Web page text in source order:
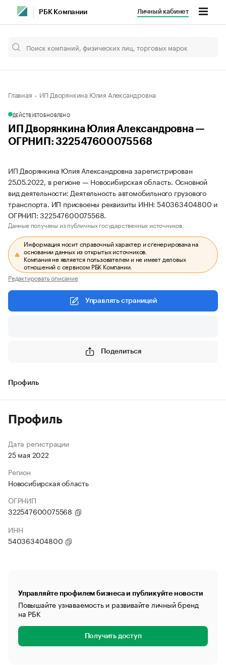
РБК Компании Личный кабинет
Главная ИП Дворянкина Юлия Александровна
ДЕЙСТВУЕТОБНОВЛЕНО
ИП Дворянкина Юлия Александровна —
ОГРНИП: 322547600075568
ИП Дворянкина Юлия Александровна зарегистрирован
25.05.2022, в регионе — Новосибирская область. Основной
вид деятельности: Деятельность автомобильного грузового
транспорта. ИП присвоены реквизиты ИНН: 540363404800 и
ОГРНИП: 322547600075568.
Данные получены из публичных государственных источников.
Информация носит справочный характер и сгенерирована на
основании данных из открытых источников.
Компания не является пользователем и не имеет деловых
отношений с сервисом РБК Компании.
Редактировать описание
Управлять страницей
Поделиться
Профиль
Профиль
Дата регистрации
25 мая 2022
Регион
Новосибирская область
ОГРНИП
322547600075568
ИНН
540363404800
Управляйте профилем бизнеса и публикуйте новости
Повышайте узнаваемость и развивайте личный бренд
на РБК
Получить доступ